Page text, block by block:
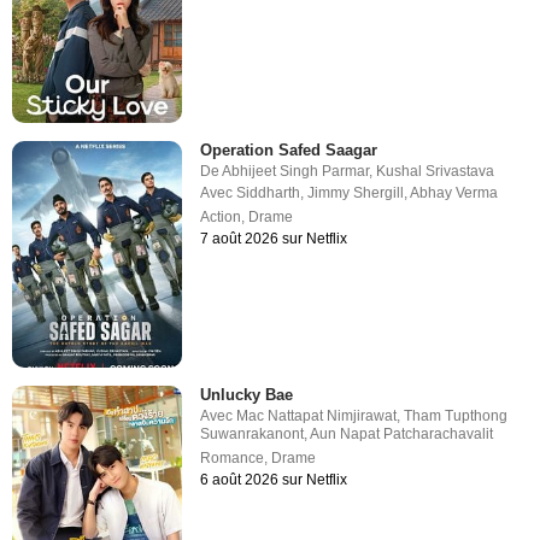
Operation Safed Saagar
DeAbhijeet Singh Parmar, Kushal Srivastava
AvecSiddharth ,Jimmy Shergill ,Abhay Verma
Action Drame
7 août 2026 sur Netflix
Unlucky Bae
Avec Mac Nattapat Nimjirawat,Tham Tupthong
Suwanrakanont,Aun Napat Patcharachavalit
Romance, Drame
6 août 2026 sur Netflix